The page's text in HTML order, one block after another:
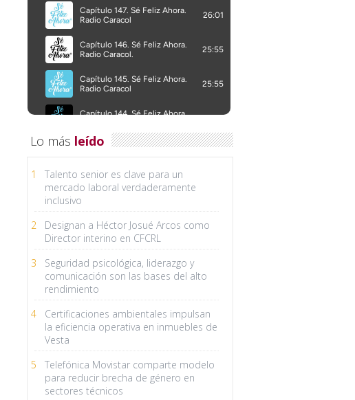
Lo más leído
1
Talento senior es clave para un
mercado laboral verdaderamente
inclusivo
2
Designan a Héctor Josué Arcos como
Director interino en CFCRL
3
Seguridad psicológica, liderazgo y
comunicación son las bases del alto
rendimiento
4
Certificaciones ambientales impulsan
la eficiencia operativa en inmuebles de
Vesta
5
Telefónica Movistar comparte modelo
para reducir brecha de género en
sectores técnicos